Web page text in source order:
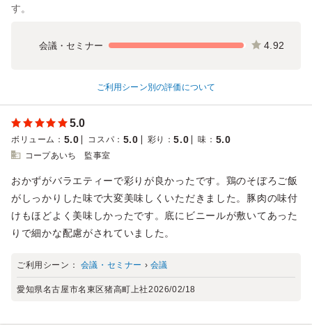
す。
会議・セミナー 4.92
ご利用シーン別の評価について
5.0
ボリューム ： 5.0 コスパ ： 5.0 彩り ：5.0 味 ： 5.0
コープあいち 監事室
おかずがバラエティーで彩りが良かったです。鶏のそぼろご飯
がしっかりした味で大変美味しくいただきました。豚肉の味付
けもほどよく美味しかったです。底にビニールが敷いてあった
りで細かな配慮がされていました。
ご利用シーン： 会議・セミナー › 会議
愛知県名古屋市名東区猪高町上社2026/02/18